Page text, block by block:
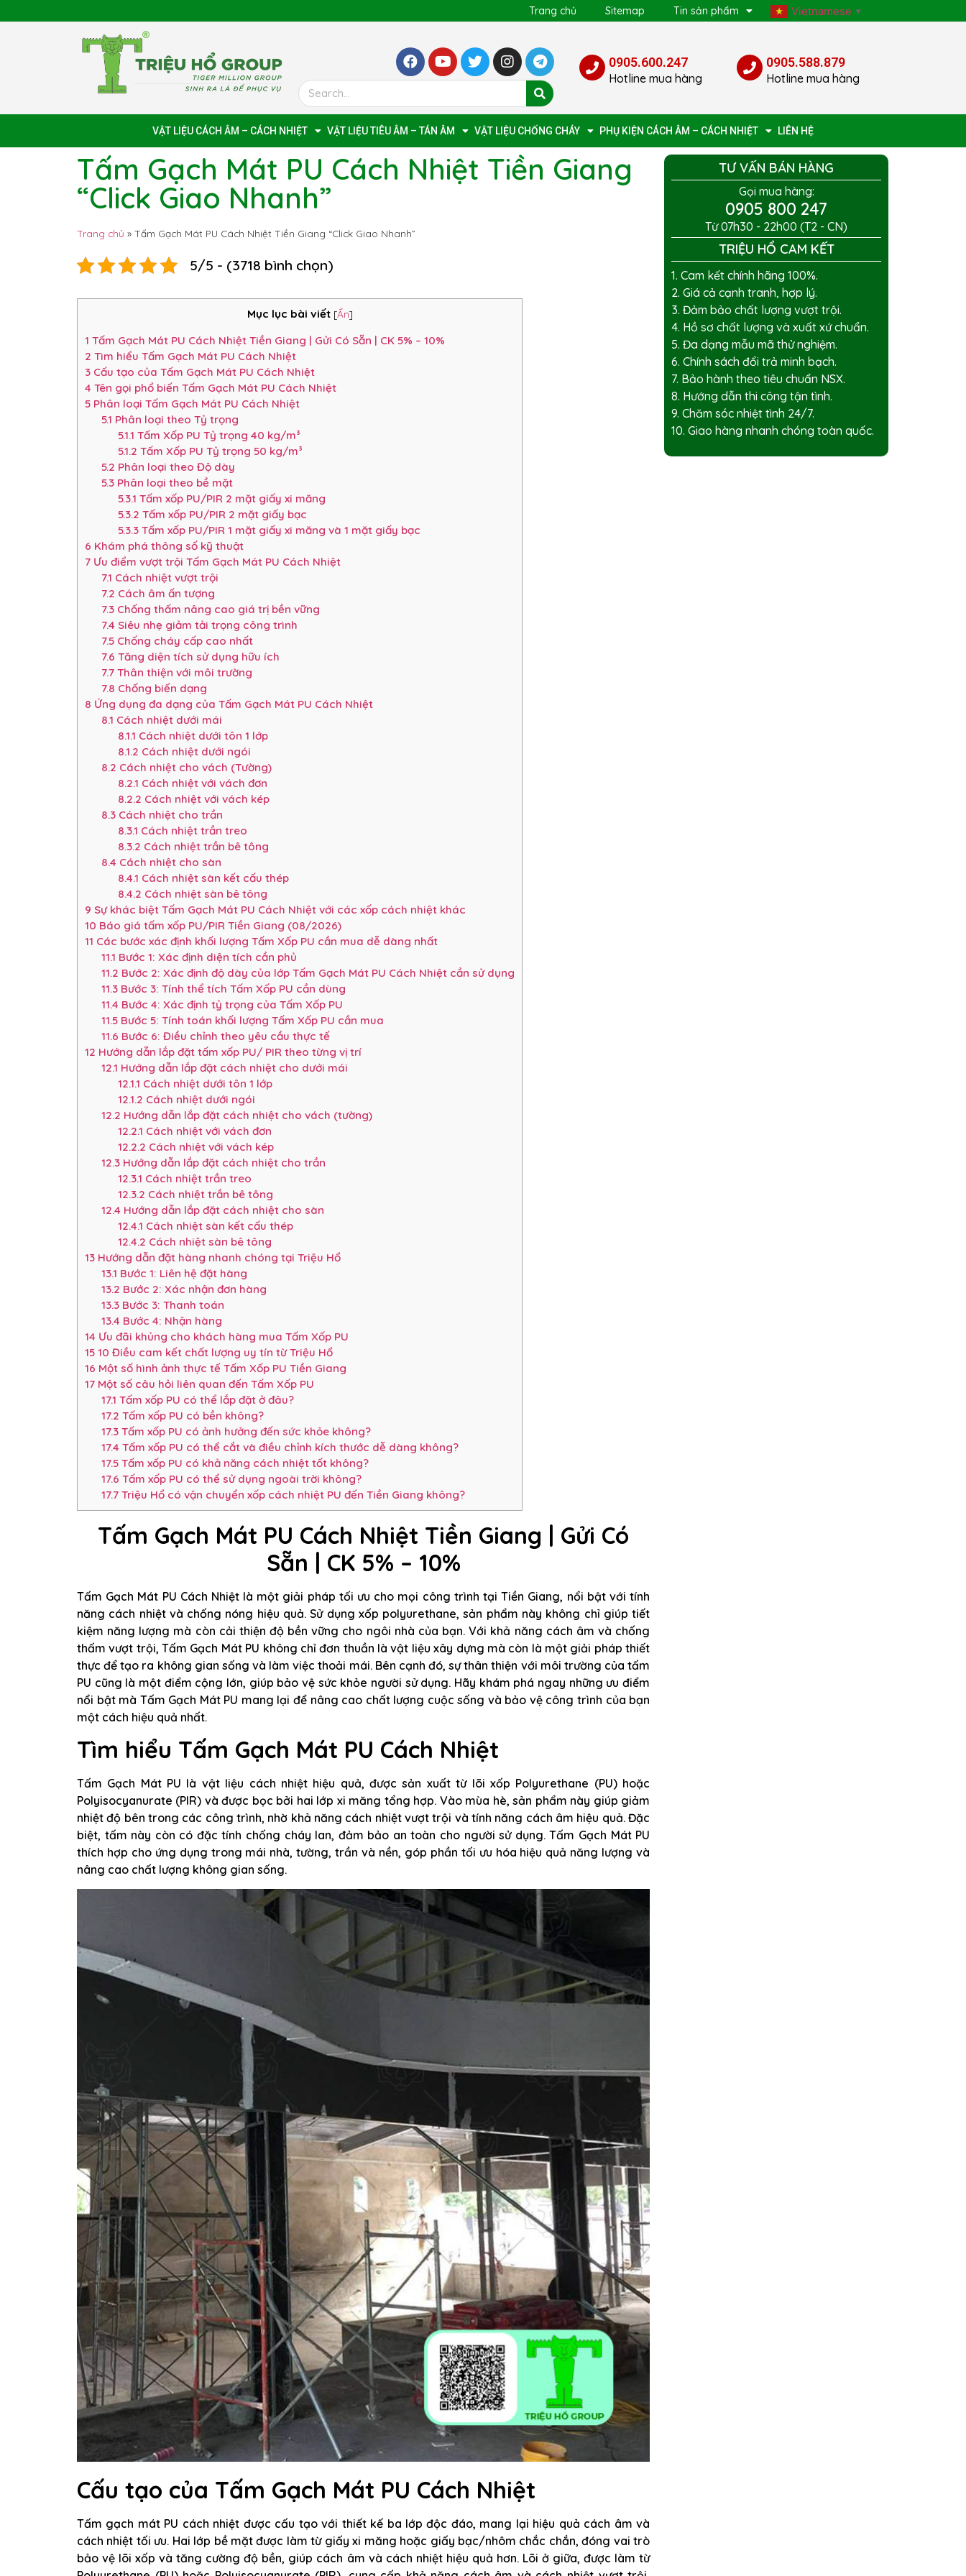
Trang chủ Sitemap Tin sản phẩm Vietnamese ▼
0905.600.247
Hotline mua hàng
0905.588.879
Hotline mua hàng
VẬT LIỆU CÁCH ÂM – CÁCH NHIỆT VẬT LIỆU TIÊU ÂM – TÁN ÂM VẬT LIỆU CHỐNG CHÁY PHỤ KIỆN CÁCH ÂM – CÁCH NHIỆT LIÊN HỆ
Tấm Gạch Mát PU Cách Nhiệt Tiền Giang
“Click Giao Nhanh”
Trang chủ » Tấm Gạch Mát PU Cách Nhiệt Tiền Giang “Click Giao Nhanh”
5/5 - (3718 bình chọn)
Mục lục bài viết [Ẩn]
1 Tấm Gạch Mát PU Cách Nhiệt Tiền Giang | Gửi Có Sẵn | CK 5% – 10%
2 Tìm hiểu Tấm Gạch Mát PU Cách Nhiệt
3 Cấu tạo của Tấm Gạch Mát PU Cách Nhiệt
4 Tên gọi phổ biến Tấm Gạch Mát PU Cách Nhiệt
5 Phân loại Tấm Gạch Mát PU Cách Nhiệt
5.1 Phân loại theo Tỷ trọng
5.1.1 Tấm Xốp PU Tỷ trọng 40 kg/m³
5.1.2 Tấm Xốp PU Tỷ trọng 50 kg/m³
5.2 Phân loại theo Độ dày
5.3Phân loại theo bề mặt
5.3.1 Tấm xốp PU/PIR 2 mặt giấy xi măng
5.3.2 Tấm xốp PU/PIR 2 mặt giấy bạc
5.3.3Tấm xốp PU/PIR 1 mặt giấy xi măng và 1 mặt giấy bạc
6 Khám phá thông số kỹ thuật
7 Ưu điểm vượt trội Tấm Gạch Mát PU Cách Nhiệt
7.1 Cách nhiệt vượt trội
7.2 Cách âm ấn tượng
7.3Chống thấm nâng cao giá trị bền vững
7.4 Siêu nhẹ giảm tải trọng công trình
7.5Chống cháy cấp cao nhất
7.6 Tăng diện tích sử dụng hữu ích
7.7Thân thiện với môi trường
7.8 Chống biến dạng
8 Ứng dụng đa dạng của Tấm Gạch Mát PU Cách Nhiệt
8.1 Cách nhiệt dưới mái
8.1.1 Cách nhiệt dưới tôn 1 lớp
8.1.2 Cách nhiệt dưới ngói
8.2 Cách nhiệt cho vách (Tường)
8.2.1 Cách nhiệt với vách đơn
8.2.2 Cách nhiệt với vách kép
8.3Cách nhiệt cho trần
8.3.1 Cách nhiệt trần treo
8.3.2 Cách nhiệt trần bê tông
8.4 Cách nhiệt cho sàn
8.4.1 Cách nhiệt sàn kết cấu thép
8.4.2 Cách nhiệt sàn bê tông
9 Sự khác biệt Tấm Gạch Mát PU Cách Nhiệt với các xốp cách nhiệt khác
10 Báo giá tấm xốp PU/PIR Tiền Giang (08/2026)
11 Các bước xác định khối lượng Tấm Xốp PU cần mua dễ dàng nhất
11.1 Bước 1: Xác định diện tích cần phủ
11.2 Bước 2: Xác định độ dày của lớp Tấm Gạch Mát PU Cách Nhiệt cần sử dụng
11.3Bước 3: Tính thể tích Tấm Xốp PU cần dùng
11.4 Bước 4: Xác định tỷ trọng của Tấm Xốp PU
11.5Bước 5: Tính toán khối lượng Tấm Xốp PU cần mua
11.6 Bước 6: Điều chỉnh theo yêu cầu thực tế
12 Hướng dẫn lắp đặt tấm xốp PU/ PIR theo từng vị trí
12.1 Hướng dẫn lắp đặt cách nhiệt cho dưới mái
12.1.1 Cách nhiệt dưới tôn 1 lớp
12.1.2 Cách nhiệt dưới ngói
12.2 Hướng dẫn lắp đặt cách nhiệt cho vách (tường)
12.2.1 Cách nhiệt với vách đơn
12.2.2 Cách nhiệt với vách kép
12.3Hướng dẫn lắp đặt cách nhiệt cho trần
12.3.1 Cách nhiệt trần treo
12.3.2 Cách nhiệt trần bê tông
12.4 Hướng dẫn lắp đặt cách nhiệt cho sàn
12.4.1 Cách nhiệt sàn kết cấu thép
12.4.2 Cách nhiệt sàn bê tông
13 Hướng dẫn đặt hàng nhanh chóng tại Triệu Hổ
13.1 Bước 1: Liên hệ đặt hàng
13.2 Bước 2: Xác nhận đơn hàng
13.3Bước 3: Thanh toán
13.4 Bước 4: Nhận hàng
14 Ưu đãi khủng cho khách hàng mua Tấm Xốp PU
15 10 Điều cam kết chất lượng uy tín từ Triệu Hổ
16 Một số hình ảnh thực tế Tấm Xốp PU Tiền Giang
17 Một số câu hỏi liên quan đến Tấm Xốp PU
17.1 Tấm xốp PU có thể lắp đặt ở đâu?
17.2 Tấm xốp PU có bền không?
17.3Tấm xốp PU có ảnh hưởng đến sức khỏe không?
17.4 Tấm xốp PU có thể cắt và điều chỉnh kích thước dễ dàng không?
17.5Tấm xốp PU có khả năng cách nhiệt tốt không?
17.6 Tấm xốp PU có thể sử dụng ngoài trời không?
17.7Triệu Hổ có vận chuyển xốp cách nhiệt PU đến Tiền Giang không?
Tấm Gạch Mát PU Cách Nhiệt Tiền Giang | Gửi Có
Sẵn | CK 5% – 10%
Tấm Gạch Mát PU Cách Nhiệt là một giải pháp tối ưu cho mọi công trình tại Tiền Giang, nổi bật với tính
năng cách nhiệt và chống nóng hiệu quả. Sử dụng xốp polyurethane, sản phẩm này không chỉ giúp tiết
kiệm năng lượng mà còn cải thiện độ bền vững cho ngôi nhà của bạn. Với khả năng cách âm và chống
thấm vượt trội, Tấm Gạch Mát PU không chỉ đơn thuần là vật liệu xây dựng mà còn là một giải pháp thiết
thực để tạo ra không gian sống và làm việc thoải mái. Bên cạnh đó, sự thân thiện với môi trường của tấm
PU cũng là một điểm cộng lớn, giúp bảo vệ sức khỏe người sử dụng. Hãy khám phá ngay những ưu điểm
nổi bật mà Tấm Gạch Mát PU mang lại để nâng cao chất lượng cuộc sống và bảo vệ công trình của bạn
một cách hiệu quả nhất.
Tìm hiểu Tấm Gạch Mát PU Cách Nhiệt
Tấm Gạch Mát PU là vật liệu cách nhiệt hiệu quả, được sản xuất từ lõi xốp Polyurethane (PU) hoặc
Polyisocyanurate (PIR) và được bọc bởi hai lớp xi măng tổng hợp. Vào mùa hè, sản phẩm này giúp giảm
nhiệt độ bên trong các công trình, nhờ khả năng cách nhiệt vượt trội và tính năng cách âm hiệu quả. Đặc
biệt, tấm này còn có đặc tính chống cháy lan, đảm bảo an toàn cho người sử dụng. Tấm Gạch Mát PU
thích hợp cho ứng dụng trong mái nhà, tường, trần và nền, góp phần tối ưu hóa hiệu quả năng lượng và
nâng cao chất lượng không gian sống.
Cấu tạo của Tấm Gạch Mát PU Cách Nhiệt
Tấm gạch mát PU cách nhiệt được cấu tạo với thiết kế ba lớp độc đáo, mang lại hiệu quả cách âm và
cách nhiệt tối ưu. Hai lớp bề mặt được làm từ giấy xi măng hoặc giấy bạc/nhôm chắc chắn, đóng vai trò
bảo vệ lõi xốp và tăng cường độ bền, giúp cách âm và cách nhiệt hiệu quả hơn. Lõi ở giữa, được làm từ
TƯ VẤN BÁN HÀNG
Gọi mua hàng:
0905 800 247
Từ 07h30 - 22h00 (T2 - CN)
TRIỆU HỔ CAM KẾT
1. Cam kết chính hãng 100%.
2. Giá cả cạnh tranh, hợp lý.
3. Đảm bảo chất lượng vượt trội.
4. Hồ sơ chất lượng và xuất xứ chuẩn.
5. Đa dạng mẫu mã thử nghiệm.
6. Chính sách đổi trả minh bạch.
7. Bảo hành theo tiêu chuẩn NSX.
8. Hướng dẫn thi công tận tình.
9. Chăm sóc nhiệt tình 24/7.
10. Giao hàng nhanh chóng toàn quốc.